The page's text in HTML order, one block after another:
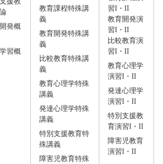
発概
習概
教育課程特殊講
義
教育開発特殊講
義
比較教育特殊講
義
教育心理学特殊
講義
発達心理学特殊
講義
特別支援教育特
殊講義
障害児教育特殊
習I・II
教育開発演
習I・II
比較教育演
習I・II
教育心理学
演習I・II
発達心理学
演習I・II
特別支援教
育演習I・II
障害児教育
演習I・II